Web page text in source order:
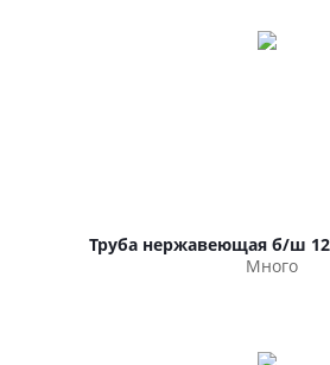
Труба нержавеющая б/ш
Много